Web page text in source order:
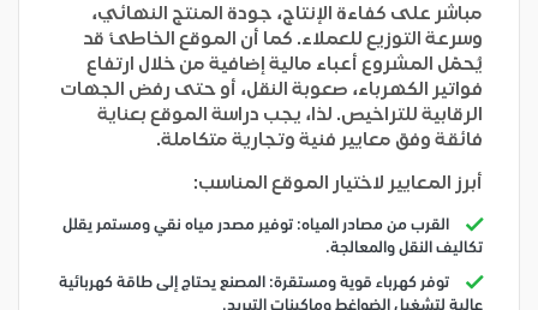
مباشر على كفاءة الإنتاج، جودة المنتج النهائي،
وسرعة التوزيع للعملاء. كما أن الموقع الخاطئ قد
يُحمّل المشروع أعباء مالية إضافية من خلال ارتفاع
فواتير الكهرباء، صعوبة النقل، أو حتى رفض الجهات
الرقابية للتراخيص. لذا، يجب دراسة الموقع بعناية
فائقة وفق معايير فنية وتجارية متكاملة.
أبرز المعايير لاختيار الموقع المناسب:
القرب من مصادر المياه: توفير مصدر مياه نقي ومستمر يقلل
تكاليف النقل والمعالجة.
توفر كهرباء قوية ومستقرة: المصنع يحتاج إلى طاقة كهربائية
عالية لتشغيل الضواغط وماكينات التبريد.